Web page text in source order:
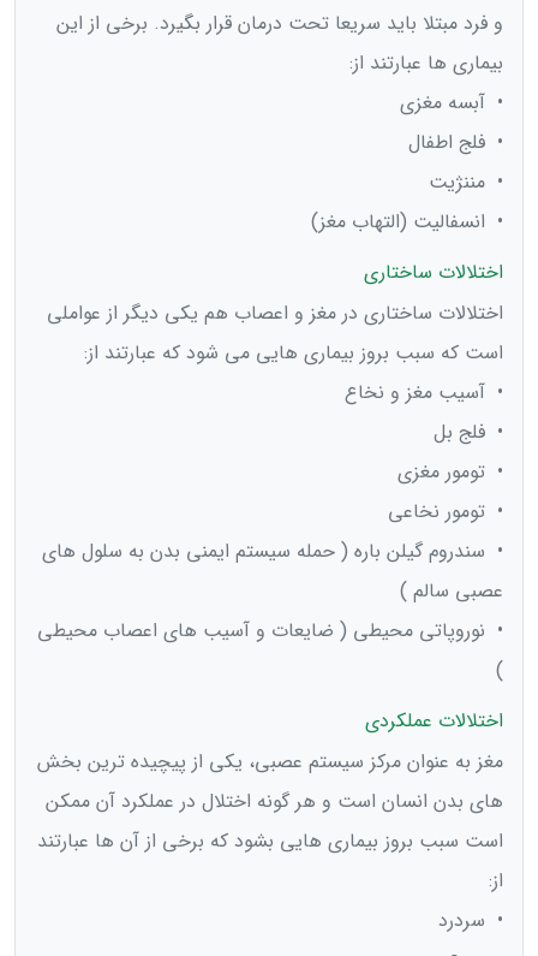
و فرد مبتلا باید سریعا تحت درمان قرار بگیرد. برخی از این
بیماری ها عبارتند از:
• آبسه مغزی
• فلج اطفال
• مننژیت
• انسفالیت (التهاب مغز)
اختلالات ساختاری
اختلالات ساختاری در مغز و اعصاب هم یکی دیگر از عواملی
است که سبب بروز بیماری هایی می شود که عبارتند از:
• آسیب مغز و نخاع
• فلج بل
• تومور مغزی
• تومور نخاعی
• سندروم گیلن باره ( حمله سیستم ایمنی بدن به سلول های
عصبی سالم )
• نوروپاتی محیطی ( ضایعات و آسیب های اعصاب محیطی
)
اختلالات عملکردی
مغز به عنوان مرکز سیستم عصبی، یکی از پیچیده ترین بخش
های بدن انسان است و هر گونه اختلال در عملکرد آن ممکن
است سبب بروز بیماری هایی بشود که برخی از آن ها عبارتند
از:
• سردرد